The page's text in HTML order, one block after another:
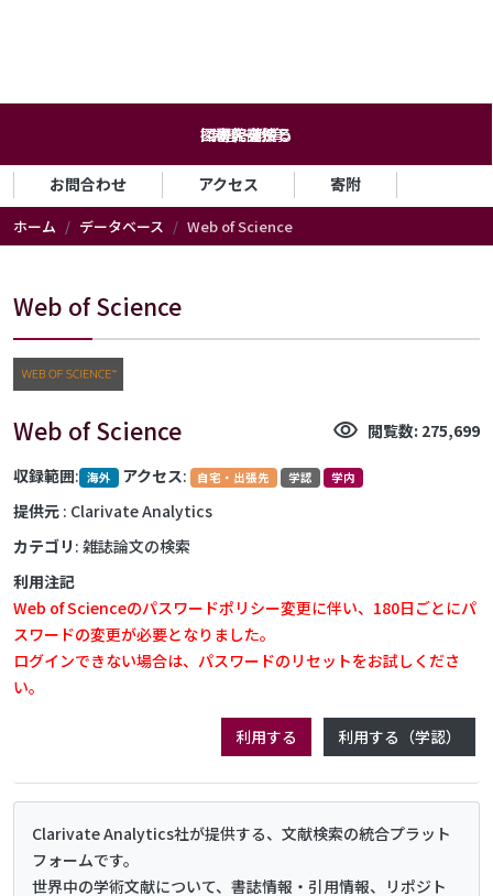
セカンダリーメニュー
お問合わせ アクセス 寄附
HOME
探す・調べる
図書館を使う
学習・教育
研究支援
ホーム データベース Web of Science
Web of Science
Web of Science visibility 閲覧数: 275,699
収録範囲: 海外 アクセス: 自宅・出張先 学認 学内
提供元 : Clarivate Analytics
カテゴリ : 雑誌論文の検索
利用注記
Web of Scienceのパスワードポリシー変更に伴い、180日ごとにパ
スワードの変更が必要となりました。
ログインできない場合は、パスワードのリセットをお試しくださ
い。
利用する 利用する（学認）
Clarivate Analytics社が提供する、文献検索の統合プラット
フォームです。
世界中の学術文献について、書誌情報・引用情報、リポジト